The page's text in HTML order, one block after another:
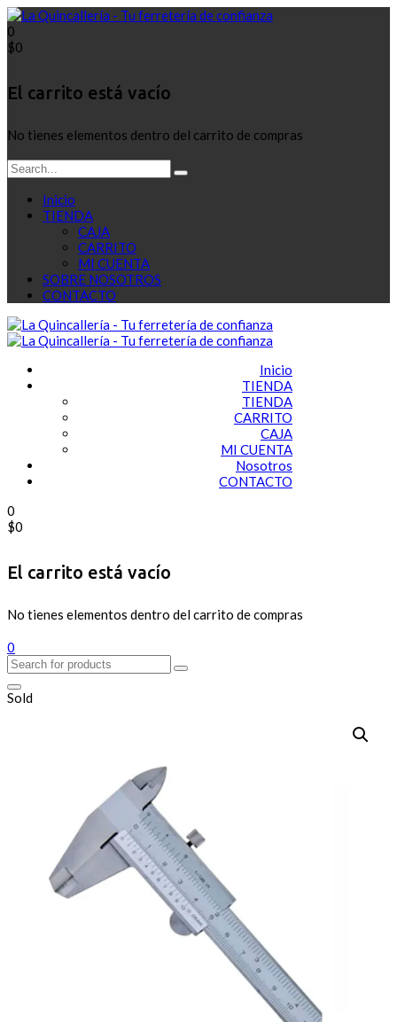
0
$0
El carrito está vacío
No tienes elementos dentro del carrito de compras
Inicio
TIENDA
CAJA
CARRITO
MI CUENTA
SOBRE NOSOTROS
CONTACTO
Inicio
TIENDA
TIENDA
CARRITO
CAJA
MI CUENTA
Nosotros
CONTACTO
0
$0
El carrito está vacío
No tienes elementos dentro del carrito de compras
0
Sold